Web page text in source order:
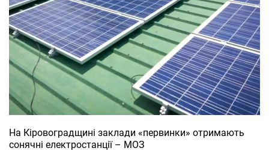
На Кіровоградщині заклади «первинки» отримають
сонячні електростанції – МОЗ